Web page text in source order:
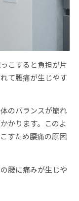
こすると負担が片
て腰痛が生じやす
のバランスが崩れ
かります。このよ
すため腰痛の原因
腰に痛みが生じや